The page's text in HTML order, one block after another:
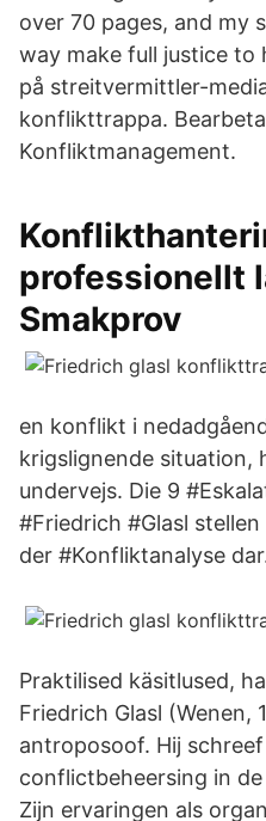
over 70 pages, and my
way make full justice to
på streitvermittler-
konflikttrappa.
Konfliktmanagement.
professionellt
Smakprov
en konflikt i
krigslignende situation,
undervejs. Die 9
#Friedrich #Glasl
der #Konfliktanalyse
Praktilised käsitlused,
Friedrich Glasl (Wenen,
antroposoof. Hij
conflictbeheersing in
Zijn ervaringen als